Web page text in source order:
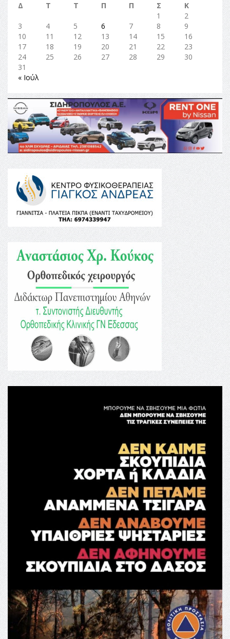
Δ
Τ Τ Π Π Σ
Κ
1
2
3
4 5 6 7 8
9
10
11 12 13 14 15
16
17
18 19 20 21 22
23
24
25 26 27 28 29
30
31
« Ιούλ